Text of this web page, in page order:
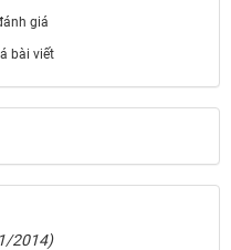
giá
bài viết
2014)